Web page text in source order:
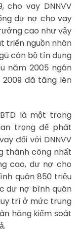
cho vay DNNVV
dư nợ cho vay
cao như vậy
triển nguồn nhân
cán bộ tín dụng
năm 2005 ngân
2009 đã tăng lên
là một trong
trọng để phát
đối với DNNVV
thành công nhất
cao, dư nợ cho
quân 850 triệu
dư nợ bình quân
trì ở mức trung
hàng kiểm soát